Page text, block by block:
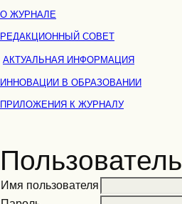
О ЖУРНАЛЕ
РЕДАКЦИОННЫЙ СОВЕТ
АКТУАЛЬНАЯ ИНФОРМАЦИЯ
ИННОВАЦИИ В ОБРАЗОВАНИИ
ПРИЛОЖЕНИЯ К ЖУРНАЛУ
Пользователь
Имя пользователя